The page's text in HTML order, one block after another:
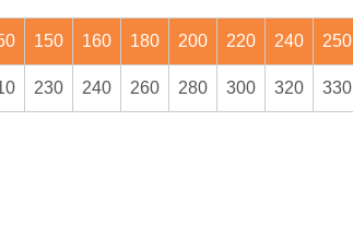
150 160 180 200 220 240 250
230 240 260 280 300 320 330